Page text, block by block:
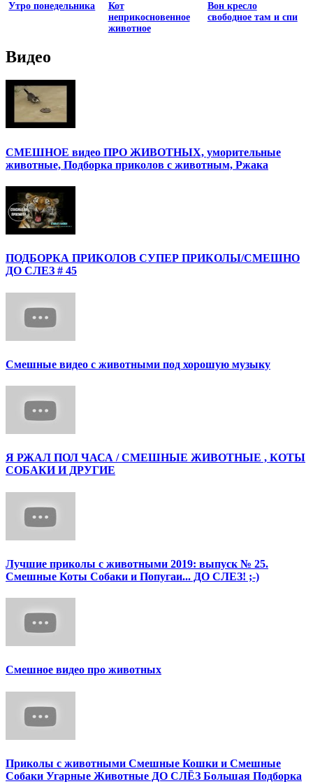
Утро понедельника
Кот
неприкосновенное
животное
Вон кресло
свободное там и спи
Видео
СМЕШНОЕ видео ПРО ЖИВОТНЫХ, уморительные
животные, Подборка приколов с животным, Ржака
ПОДБОРКА ПРИКОЛОВ СУПЕР ПРИКОЛЫ/СМЕШНО
ДО СЛЕЗ # 45
Смешные видео с животными под хорошую музыку
Я РЖАЛ ПОЛ ЧАСА / СМЕШНЫЕ ЖИВОТНЫЕ , КОТЫ
СОБАКИ И ДРУГИЕ
Лучшие приколы с животными 2019: выпуск № 25.
Смешные Коты Собаки и Попугаи... ДО СЛЕЗ! ;-)
Смешное видео про животных
Приколы с животными Смешные Кошки и Смешные
Собаки Угарные Животные ДО СЛЁЗ Большая Подборка